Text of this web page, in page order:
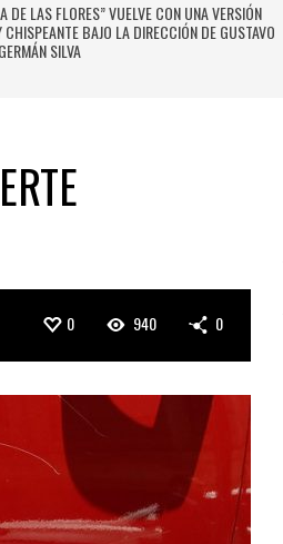
DE LAS FLORES” VUELVE CON UNA VERSIÓN
CHISPEANTE BAJO LA DIRECCIÓN DE GUSTAVO
SILVA
0 940 0